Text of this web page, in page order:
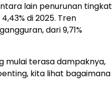
lain penurunan tingkat
di 2025. Tren
dari 9,71%
mulai terasa dampaknya,
kita lihat bagaimana